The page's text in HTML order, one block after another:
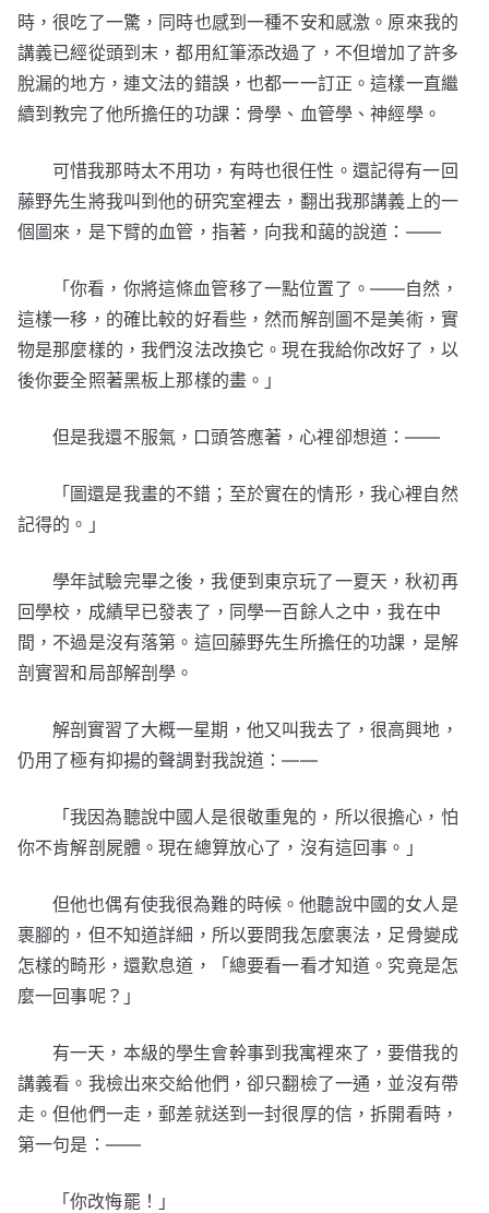
時，很吃了一驚，同時也感到一種不安和感激。原來我的
講義已經從頭到末，都用紅筆添改過了，不但增加了許多
脫漏的地方，連文法的錯誤，也都一一訂正。這樣一直繼
續到教完了他所擔任的功課：骨學、血管學、神經學。
可惜我那時太不用功，有時也很任性。還記得有一回
藤野先生將我叫到他的研究室裡去，翻出我那講義上的一
個圖來，是下臂的血管，指著，向我和藹的說道：——
「你看，你將這條血管移了一點位置了。——自然，
這樣一移，的確比較的好看些，然而解剖圖不是美術，實
物是那麼樣的，我們沒法改換它。現在我給你改好了，以
後你要全照著黑板上那樣的畫。」
但是我還不服氣，口頭答應著，心裡卻想道：——
「圖還是我畫的不錯；至於實在的情形，我心裡自然
記得的。」
學年試驗完畢之後，我便到東京玩了一夏天，秋初再
回學校，成績早已發表了，同學一百餘人之中，我在中
間，不過是沒有落第。這回藤野先生所擔任的功課，是解
剖實習和局部解剖學。
解剖實習了大概一星期，他又叫我去了，很高興地，
仍用了極有抑揚的聲調對我說道：——
「我因為聽說中國人是很敬重鬼的，所以很擔心，怕
你不肯解剖屍體。現在總算放心了，沒有這回事。」
但他也偶有使我很為難的時候。他聽說中國的女人是
裹腳的，但不知道詳細，所以要問我怎麼裹法，足骨變成
怎樣的畸形，還歎息道，「總要看一看才知道。究竟是怎
麼一回事呢？」
有一天，本級的學生會幹事到我寓裡來了，要借我的
講義看。我檢出來交給他們，卻只翻檢了一通，並沒有帶
走。但他們一走，郵差就送到一封很厚的信，拆開看時，
第一句是：——
「你改悔罷！」